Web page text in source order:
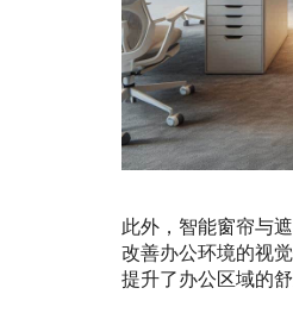
此外，智能窗帘与
改善办公环境的视
提升了办公区域的